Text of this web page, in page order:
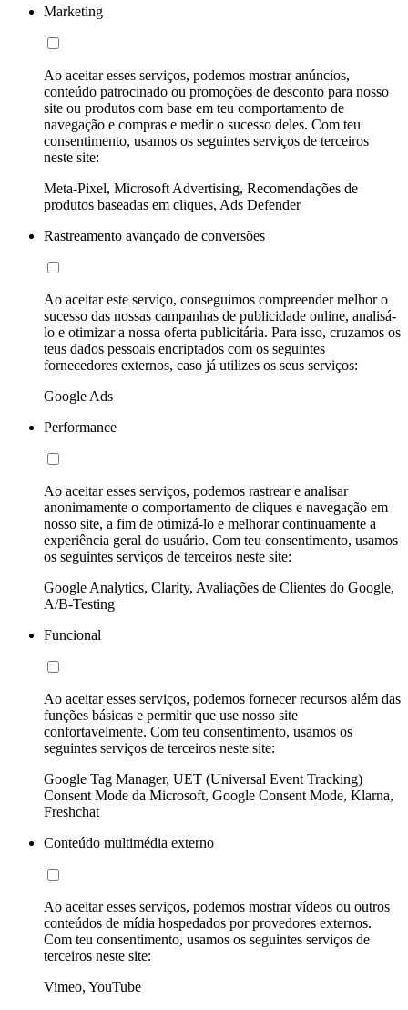
Marketing
Ao aceitar esses serviços, podemos mostrar anúncios,
conteúdo patrocinado ou promoções de desconto para nosso
site ou produtos com base em teu comportamento de
navegação e compras e medir o sucesso deles. Com teu
consentimento, usamos os seguintes serviços de terceiros
neste site:
Meta-Pixel, Microsoft Advertising, Recomendações de
produtos baseadas em cliques, Ads Defender
Rastreamento avançado de conversões
Ao aceitar este serviço, conseguimos compreender melhor o
sucesso das nossas campanhas de publicidade online, analisá-
lo e otimizar a nossa oferta publicitária. Para isso, cruzamos os
teus dados pessoais encriptados com os seguintes
fornecedores externos, caso já utilizes os seus serviços:
Google Ads
Performance
Ao aceitar esses serviços, podemos rastrear e analisar
anonimamente o comportamento de cliques e navegação em
nosso site, a fim de otimizá-lo e melhorar continuamente a
experiência geral do usuário. Com teu consentimento, usamos
os seguintes serviços de terceiros neste site:
Google Analytics, Clarity, Avaliações de Clientes do Google,
A/B-Testing
Funcional
Ao aceitar esses serviços, podemos fornecer recursos além das
funções básicas e permitir que use nosso site
confortavelmente. Com teu consentimento, usamos os
seguintes serviços de terceiros neste site:
Google Tag Manager, UET (Universal Event Tracking)
Consent Mode da Microsoft, Google Consent Mode, Klarna,
Freshchat
Conteúdo multimédia externo
Ao aceitar esses serviços, podemos mostrar vídeos ou outros
conteúdos de mídia hospedados por provedores externos.
Com teu consentimento, usamos os seguintes serviços de
terceiros neste site:
Vimeo, YouTube